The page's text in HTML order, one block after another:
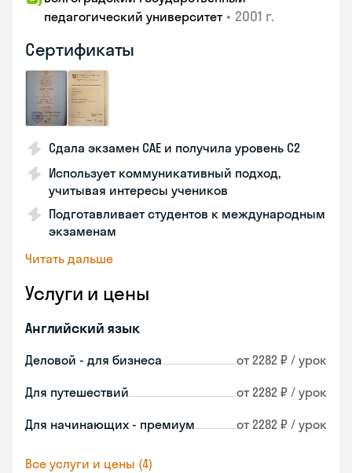
педагогический университет • 2001 г.
Сертификаты
Сдала экзамен CAE и получила уровень С2
Использует коммуникативный подход,
учитывая интересы учеников
Подготавливает студентов к международным
экзаменам
Читать дальше
Услуги и цены
Английский язык
Деловой - для бизнеса от 2282 ₽ / урок
Для путешествий от 2282 ₽ / урок
Для начинающих - премиум от 2282 ₽ / урок
Все услуги и цены (4)